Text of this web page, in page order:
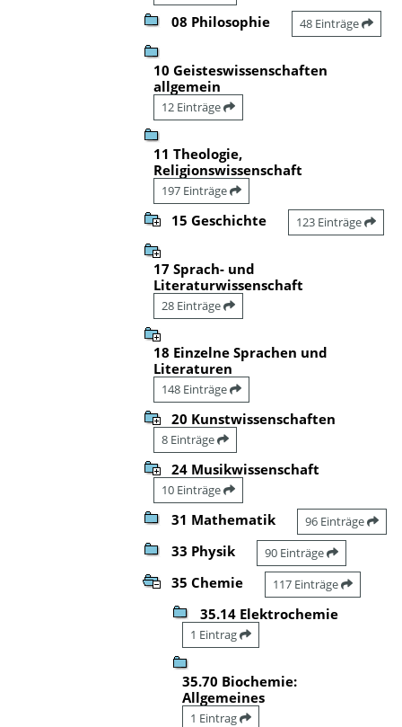
08 Philosophie 48 Einträge
10 Geisteswissenschaften
allgemein
12 Einträge
11 Theologie,
Religionswissenschaft
197 Einträge
15 Geschichte 123 Einträge
17 Sprach- und
Literaturwissenschaft
28 Einträge
18 Einzelne Sprachen und
Literaturen
148 Einträge
20 Kunstwissenschaften
8 Einträge
24 Musikwissenschaft
10 Einträge
31 Mathematik 96 Einträge
33 Physik 90 Einträge
35 Chemie 117 Einträge
35.14 Elektrochemie
1 Eintrag
35.70 Biochemie:
Allgemeines
1 Eintrag